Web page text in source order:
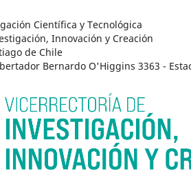
Científica y Tecnológica
Innovación y Creación
de Chile
Bernardo O'Higgins 3363 -